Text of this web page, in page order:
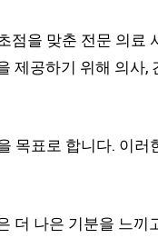
점을 맞춘 전문 의료
제공하기 위해 의사,
목표로 합니다. 이러
더 나은 기분을 느끼